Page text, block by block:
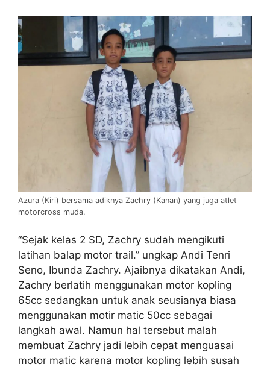
Azura (Kiri) bersama adiknya Zachry (Kanan) yang juga atlet
motorcross muda.
“Sejak kelas 2 SD, Zachry sudah mengikuti
latihan balap motor trail.” ungkap Andi Tenri
Seno, Ibunda Zachry. Ajaibnya dikatakan Andi,
Zachry berlatih menggunakan motor kopling
65cc sedangkan untuk anak seusianya biasa
menggunakan motir matic 50cc sebagai
langkah awal. Namun hal tersebut malah
membuat Zachry jadi lebih cepat menguasai
motor matic karena motor kopling lebih susah